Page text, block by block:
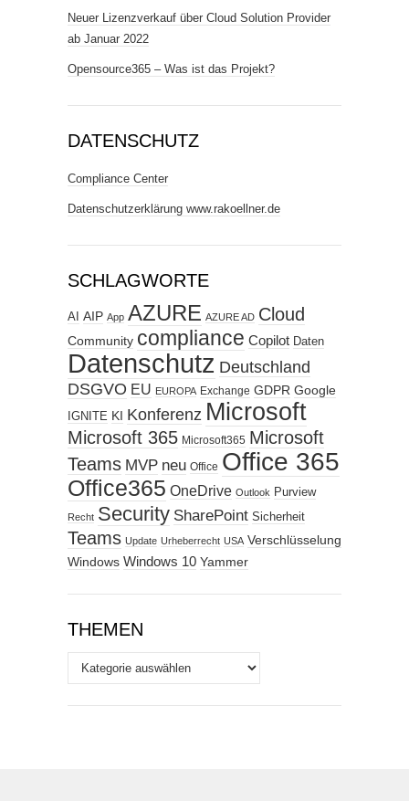
Neuer Lizenzverkauf über Cloud Solution Provider
ab Januar 2022
Opensource365 – Was ist das Projekt?
DATENSCHUTZ
Compliance Center
Datenschutzerklärung www.rakoellner.de
SCHLAGWORTE
AI AIP App AZURE AZURE AD Cloud
Community compliance Copilot Daten
Datenschutz Deutschland
DSGVO EU EUROPA Exchange GDPR Google
IGNITE KI Konferenz Microsoft
Microsoft 365 Microsoft365 Microsoft
Teams MVP neu Office Office 365
Office365 OneDrive Outlook Purview
Recht Security SharePoint Sicherheit
Teams Update Urheberrecht USA Verschlüsselung
Windows Windows 10 Yammer
THEMEN
Themen